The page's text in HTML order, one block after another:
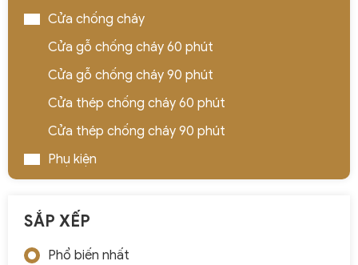
Cửa chống cháy
Cửa gỗ chống cháy 60 phút
Cửa gỗ chống cháy 90 phút
Cửa thép chống cháy 60 phút
Cửa thép chống cháy 90 phút
Phụ kiện
SẮP XẾP
Phổ biến nhất